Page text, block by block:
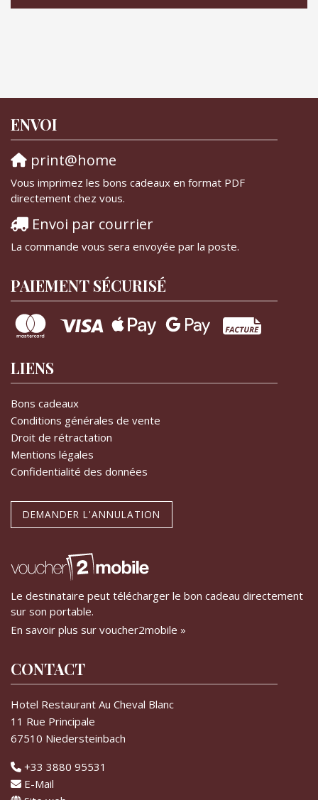
ENVOI
print@home
Vous imprimez les bons cadeaux en format PDF
directement chez vous.
Envoi par courrier
La commande vous sera envoyée par la poste.
PAIEMENT SÉCURISÉ
LIENS
Bons cadeaux
Conditions générales de vente
Droit de rétractation
Mentions légales
Confidentialité des données
DEMANDER L'ANNULATION
Le destinataire peut télécharger le bon cadeau directement
sur son portable.
En savoir plus sur voucher2mobile »
CONTACT
Hotel Restaurant Au Cheval Blanc
11 Rue Principale
67510 Niedersteinbach
+33 3880 95531
E-Mail